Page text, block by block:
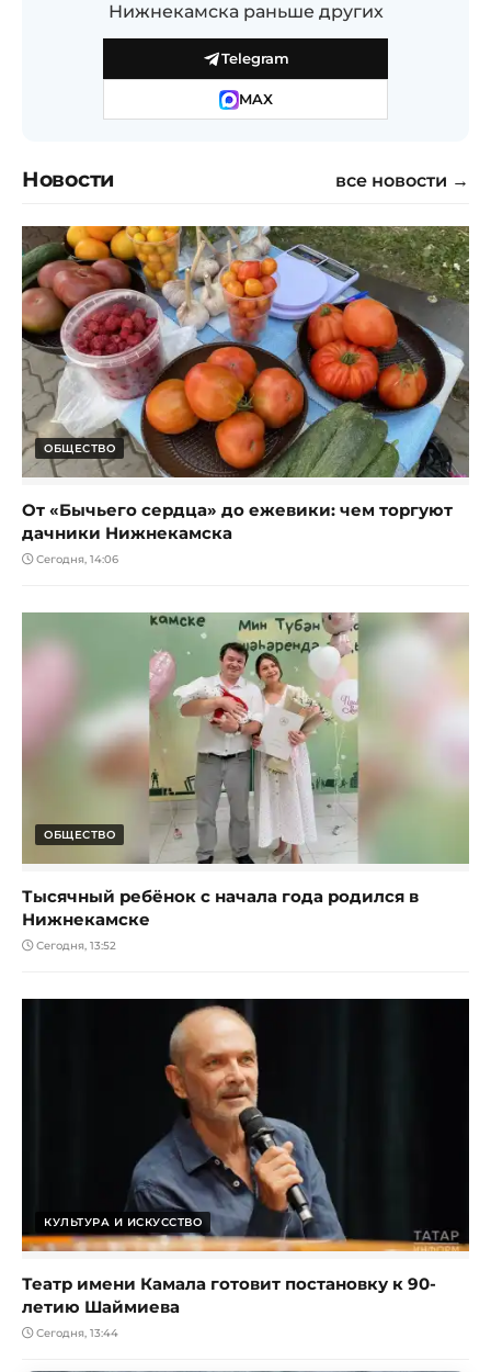
Нижнекамска раньше других
Telegram
MAX
Новости все новости →
ОБЩЕСТВО
От «Бычьего сердца» до ежевики: чем торгуют
дачники Нижнекамска
Сегодня, 14:06
ОБЩЕСТВО
Тысячный ребёнок с начала года родился в
Нижнекамске
Сегодня, 13:52
КУЛЬТУРА И ИСКУССТВО
Театр имени Камала готовит постановку к 90-
летию Шаймиева
Сегодня, 13:44